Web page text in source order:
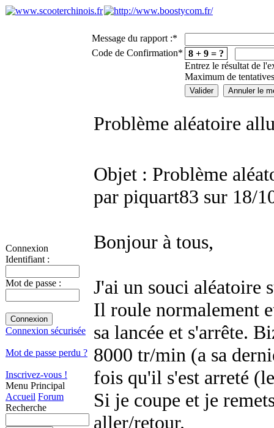
Connexion
Identifiant :
Mot de passe :
Connexion sécurisée
Mot de passe perdu ?
Inscrivez-vous !
Menu Principal
Accueil Forum
Recherche
Message du rapport :*
Code de Confirmation* 8 + 9 = ?
Entrez le résultat de
Maximum de
Problème aléatoire
Objet : Problème
par piquart83 sur 18/
Bonjour à tous,
J'ai un souci aléatoire
Il roule normalement
sa lancée et s'arrête.
8000 tr/min (a sa
fois qu'il s'est arreté
Si je coupe et je
aller/retour.